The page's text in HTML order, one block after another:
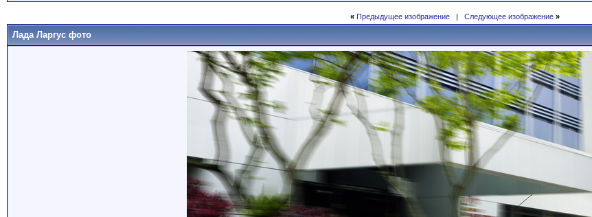
« Предыдущее изображение| Следующее изображение »
Лада Ларгус фото